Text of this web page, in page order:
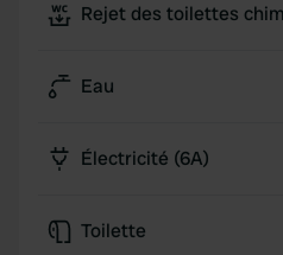
Rejet des toilettes
Eau
Électricité (6A)
Toilette